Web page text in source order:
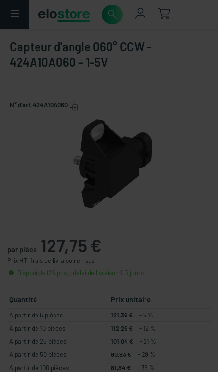
Capteur d'angle 060° CCW -
424A10A060 - 1-5V
N° d'art. 424A10A060
par pièce 127,75 €
Prix HT, frais de livraison en sus
Disponible (25 pcs.), délai de livraison 1-3 jours
Quantité Prix unitaire
À partir de 5 pièces 121,36 €
- 5 %
À partir de 10 pièces
112,26 €
- 12 %
À partir de 25 pièces
101,04 €
- 21 %
À partir de 50 pièces
90,93 €
- 29 %
À partir de 100 pièces
81,84 € - 36 %